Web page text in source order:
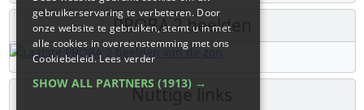
PROBA 2 beelden
Nuttige links
gebruikerservaring te verbeteren. Door
onze website te gebruiken, stemt u in met
alle cookies in overeenstemming met ons
Cookiebeleid.Lees verder
SHOW ALL PARTNERS (1913) →